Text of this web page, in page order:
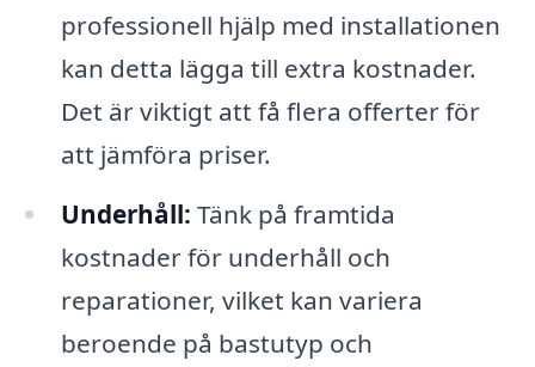
professionell hjälp med installationen
kan detta lägga till extra kostnader.
Det är viktigt att få flera offerter för
att jämföra priser.
Underhåll: Tänk på framtida
kostnader för underhåll och
reparationer, vilket kan variera
beroende på bastutyp och